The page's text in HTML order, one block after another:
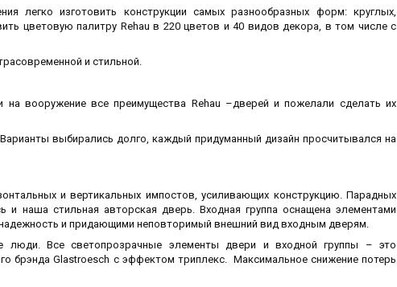
легко изготовить конструкции самых разнообразных форм: круглых,
цветовую палитру Rehau в 220 цветов и 40 видов декора, в том числе с
и стильной.
вооружение все преимущества Rehau –дверей и пожелали сделать их
выбирались долго, каждый придуманный дизайн просчитывался на
и вертикальных импостов, усиливающих конструкцию. Парадных
и наша стильная авторская дверь. Входная группа оснащена элементами
и придающими неповторимый внешний вид входным дверям.
люди. Все светопрозрачные элементы двери и входной группы – это
брэндаGlastroesch с эффектом триплекс. Максимальное снижение потерь